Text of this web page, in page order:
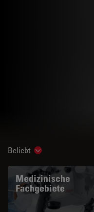
Beliebt Show subnavigation
Medizinische
Fachgebiete